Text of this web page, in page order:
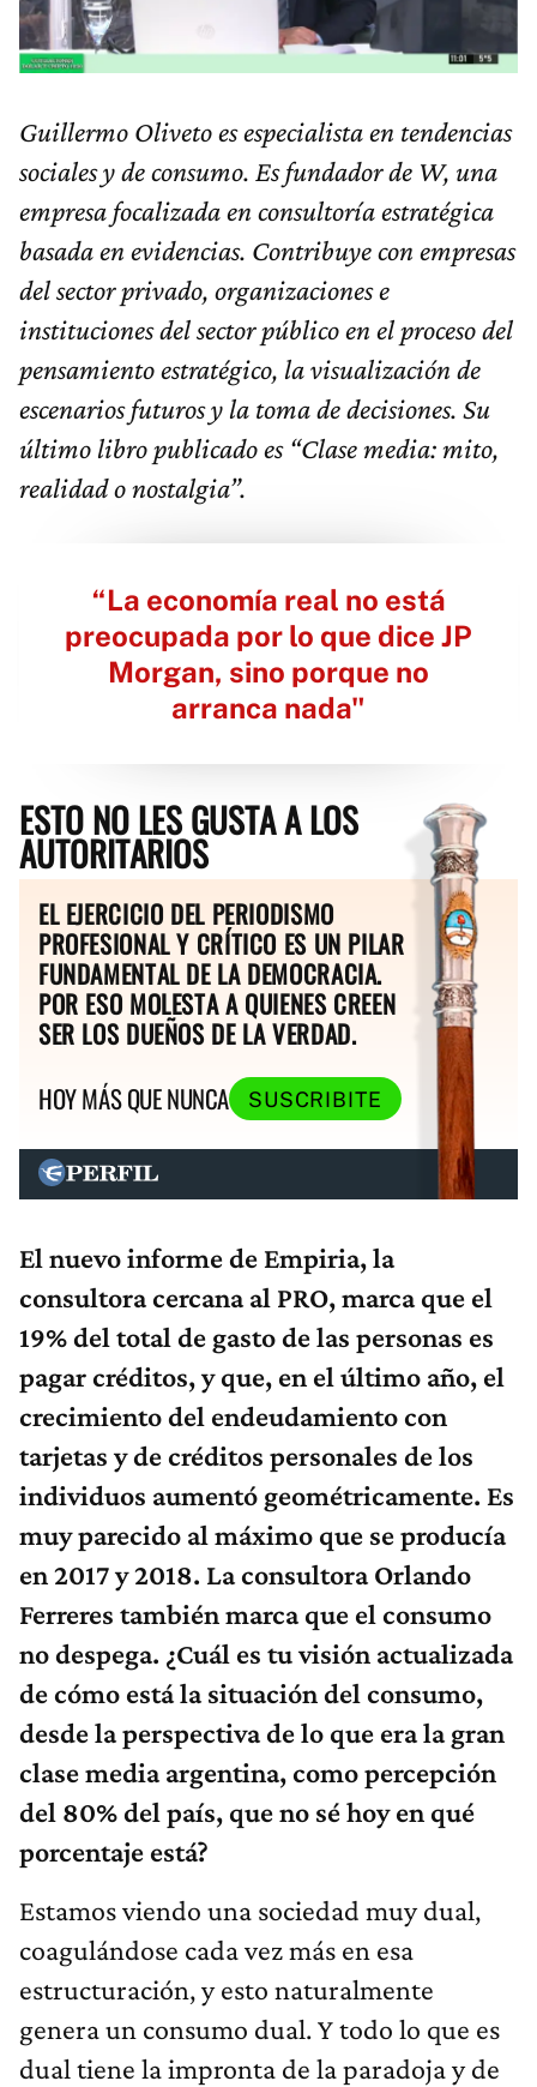
Guillermo Oliveto es especialista en tendencias
sociales y de consumo. Es fundador de W, una
empresa focalizada en consultoría estratégica
basada en evidencias. Contribuye con empresas
del sector privado, organizaciones e
instituciones del sector público en el proceso del
pensamiento estratégico, la visualización de
escenarios futuros y la toma de decisiones. Su
último libro publicado es “Clase media: mito,
realidad o nostalgia”.
“La economía real no está
preocupada por lo que dice JP
Morgan, sino porque no
arranca nada"
ESTO NO LES GUSTA A LOS
AUTORITARIOS
EL EJERCICIO DEL PERIODISMO
PROFESIONAL Y CRÍTICO ES UN PILAR
FUNDAMENTAL DE LA DEMOCRACIA.
POR ESO MOLESTA A QUIENES CREEN
SER LOS DUEÑOS DE LA VERDAD.
HOY MÁS QUE NUNCA
SUSCRIBITE
El nuevo informe de Empiria, la
consultora cercana al PRO, marca que el
19% del total de gasto de las personas es
pagar créditos, y que, en el último año, el
crecimiento del endeudamiento con
tarjetas y de créditos personales de los
individuos aumentó geométricamente. Es
muy parecido al máximo que se producía
en 2017 y 2018. La consultora Orlando
Ferreres también marca que el consumo
no despega. ¿Cuál es tu visión actualizada
de cómo está la situación del consumo,
desde la perspectiva de lo que era la gran
clase media argentina, como percepción
del 80% del país, que no sé hoy en qué
porcentaje está?
Estamos viendo una sociedad muy dual,
coagulándose cada vez más en esa
estructuración, y esto naturalmente
genera un consumo dual. Y todo lo que es
dual tiene la impronta de la paradoja y de